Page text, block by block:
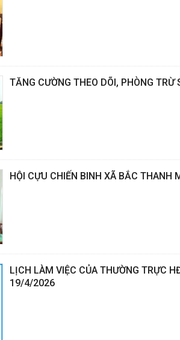
TĂNG CƯỜNG THEO DÕI, PHÒNG
HỘI CỰU CHIẾN BINH XÃ BẮC THANH
LỊCH LÀM VIỆC CỦA THƯỜNG TRỰC
19/4/2026